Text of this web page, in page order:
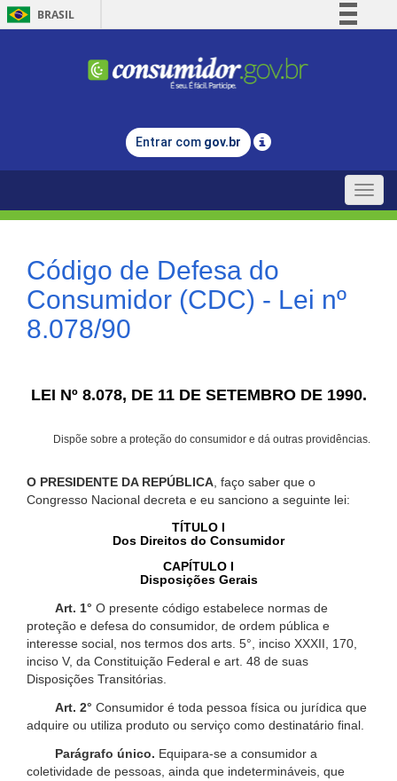
BRASIL
Comunica BR
Legislação
Entrar com gov.br
Toggle
Código de Defesa do
Consumidor (CDC) - Lei nº
8.078/90
LEI Nº 8.078, DE 11 DE SETEMBRO DE 1990.
Dispõe sobre a proteção do consumidor e dá outras providências.
O PRESIDENTE DA REPÚBLICA , faço saber que o
Congresso Nacional decreta e eu sanciono a seguinte lei:
TÍTULO I
Dos Direitos do Consumidor
CAPÍTULO I
Disposições Gerais
Art. 1° O presente código estabelece normas de
proteção e defesa do consumidor, de ordem pública e
interesse social, nos termos dos arts. 5°, inciso XXXII, 170,
inciso V, da Constituição Federal e art. 48 de suas
Disposições Transitórias.
Art. 2° Consumidor é toda pessoa física ou jurídica que
adquire ou utiliza produto ou serviço como destinatário final.
Parágrafo único. Equipara-se a consumidor a
coletividade de pessoas, ainda que indetermináveis, que